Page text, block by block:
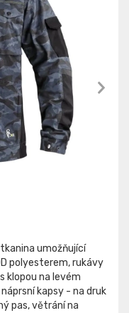
umožňující
polyesterem, rukávy
klopou na levém
kapsy - na druk
pas, větrání na